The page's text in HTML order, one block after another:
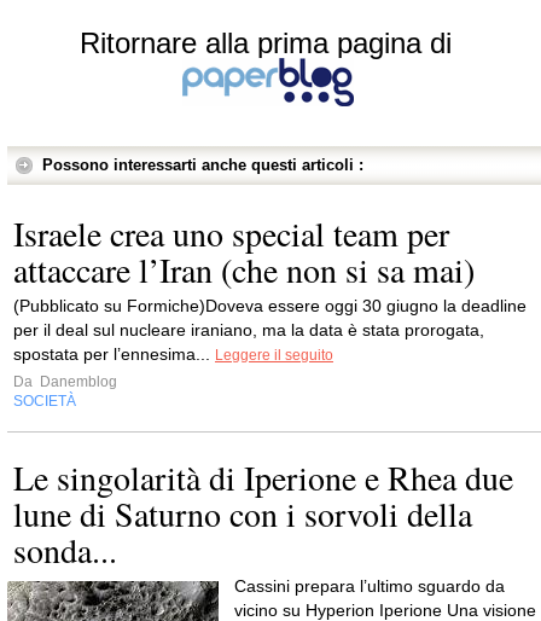
Ritornare alla prima pagina di
Possono interessarti anche questi articoli :
Israele crea uno special team per
attaccare l’Iran (che non si sa mai)
(Pubblicato su Formiche)Doveva essere oggi 30 giugno la deadline
per il deal sul nucleare iraniano, ma la data è stata prorogata,
spostata per l’ennesima...
Leggere il seguito
Da Danemblog
SOCIETÀ
Le singolarità di Iperione e Rhea due
lune di Saturno con i sorvoli della
sonda...
Cassini prepara l’ultimo sguardo da
vicino su Hyperion Iperione Una visione